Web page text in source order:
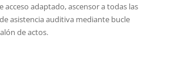
acceso adaptado, ascensor a todas las
asistencia auditiva mediante bucle
de actos.